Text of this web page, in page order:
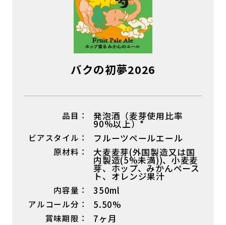
バクの初夢2026
品目： 発泡酒（麦芽使用比率
90%以上）*
ビアスタイル： フルーツペールエール
原材料： 大麦麦芽(外国製造又は国
内製造(5%未満))、小麦麦
芽、ホップ、みかんペース
ト、オレンジ果汁
内容量： 350ml
アルコール分： 5.50%
賞味期限： 7ヶ月